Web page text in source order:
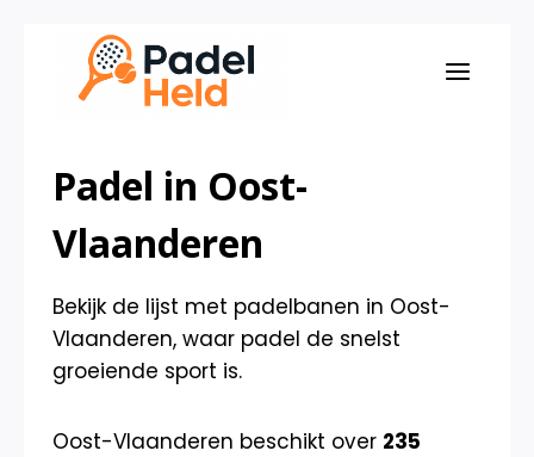
Doorgaan
inhoud
Padel in Oost-
Vlaanderen
Bekijk de lijst met padelbanen in Oost-
Vlaanderen, waar padel de snelst
groeiende sport is.
Oost-Vlaanderen beschikt over 235